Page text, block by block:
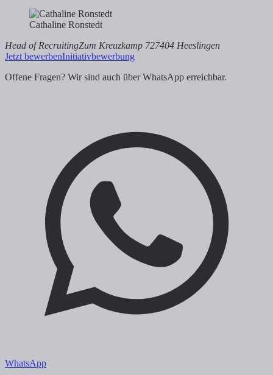
Cathaline Ronstedt
Head of RecruitingZum Kreuzkamp 727404 Heeslingen
Jetzt bewerbenInitiativbewerbung
Offene Fragen? Wir sind auch über WhatsApp erreichbar.
WhatsApp